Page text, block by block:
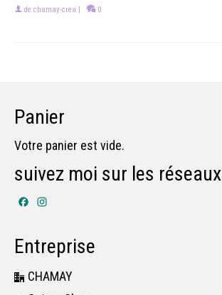
de chamay-crea | 0
Panier
Votre panier est vide.
suivez moi sur les réseaux
Facebook
Entreprise
CHAMAY